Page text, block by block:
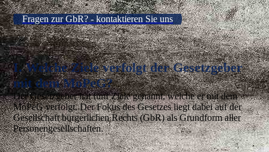
Fragen zur GbR? - kontaktieren Sie uns
I. Welche Ziele verfolgt der Gesetzgeber
mit dem MoPeG?
Der Gesetzgeber hat fünf Ziele genannt, welche er mit dem
MoPeG verfolgt. Der Fokus des Gesetzes liegt dabei auf der
Gesellschaft bürgerlichen Rechts (GbR) als Grundform aller
Personengesellschaften.